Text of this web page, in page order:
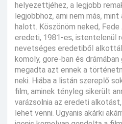
helyezettjéhez, a legjobb
legjobbhoz, ami nem más,
halott. Köszönöm neked, Fede
eredeti, 1981-es, istentelenül
nevetséges eredetiből
komoly, gore-ban és
megadta azt ennek a
neki. Hiába a listán szereplő
film, aminek tényleg sikerült
varázsolnia az eredeti
lehet venni. Ugyanis akárki